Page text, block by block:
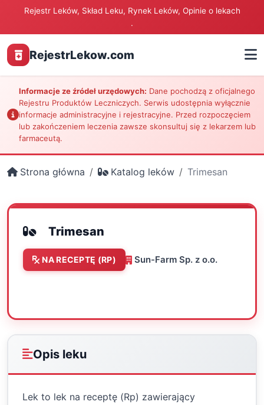
Rejestr Leków, Skład Leku, Rynek Leków, Opinie o lekach
.
RejestrLekow.com
Informacje ze źródeł urzędowych: Dane pochodzą z oficjalnego
Rejestru Produktów Leczniczych. Serwis udostępnia wyłącznie
informacje administracyjne i rejestracyjne. Przed rozpoczęciem
lub zakończeniem leczenia zawsze skonsultuj się z lekarzem lub
farmaceutą.
Strona główna Katalog leków Trimesan
Trimesan
NA RECEPTĘ (RP) Sun-Farm Sp. z o.o.
Opis leku
Lek to lek na receptę (Rp) zawierający